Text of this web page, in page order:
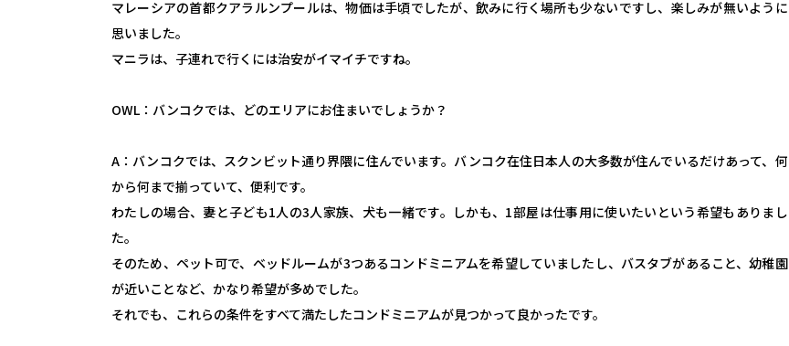
マレーシアの首都クアラルンプールは、物価は手頃でしたが、飲みに行く場所も少ないですし、楽しみが無いように
思いました。
マニラは、子連れで行くには治安がイマイチですね。
OWL：バンコクでは、どのエリアにお住まいでしょうか？
A：バンコクでは、スクンビット通り界隈に住んでいます。バンコク在住日本人の大多数が住んでいるだけあって、何
から何まで揃っていて、便利です。
わたしの場合、妻と子ども1人の3人家族、犬も一緒です。しかも、1部屋は仕事用に使いたいという希望もありまし
た。
そのため、ペット可で、ベッドルームが3つあるコンドミニアムを希望していましたし、バスタブがあること、幼稚園
が近いことなど、かなり希望が多めでした。
それでも、これらの条件をすべて満たしたコンドミニアムが見つかって良かったです。